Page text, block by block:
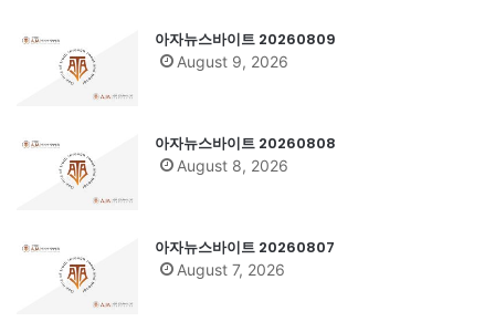
아자뉴스바이트 20260809
August 9, 2026
아자뉴스바이트 20260808
August 8, 2026
아자뉴스바이트 20260807
August 7, 2026